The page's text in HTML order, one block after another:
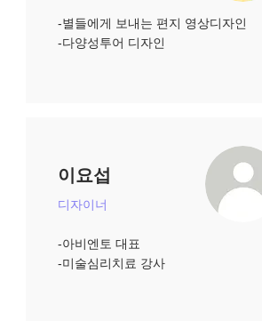
-별들에게 보내는 편지 영상디자인
​-다양성투어 디자인
이요섭
디자이너
-아비엔토 대표
​-미술심리치료 강사